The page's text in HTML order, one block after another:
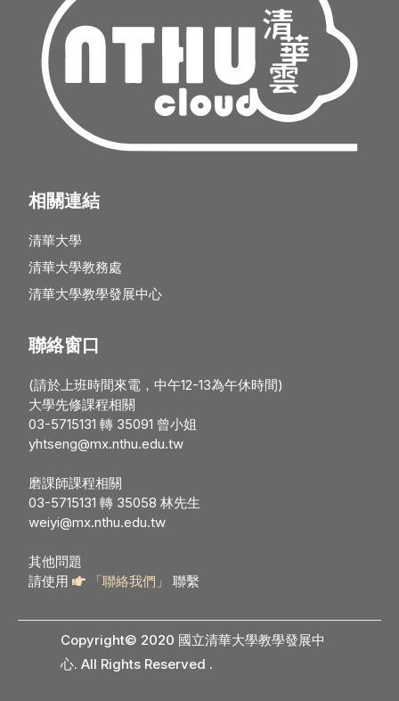
相關連結
清華大學
清華大學教務處
清華大學教學發展中心
聯絡窗口
(請於上班時間來電，中午12-13為午休時間)
大學先修課程相關
03-5715131 轉 35091 曾小姐
yhtseng@mx.nthu.edu.tw
磨課師課程相關
03-5715131 轉 35058 林先生
weiyi@mx.nthu.edu.tw
其他問題
請使用
「聯絡我們」 聯繫
Copyright© 2020 國立清華大學教學發展中
心. All Rights Reserved .